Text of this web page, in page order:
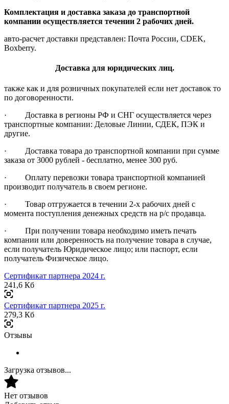
Комплектация и доставка заказа до транспортной
компании осуществляется течении 2 рабочих дней.
авто-расчет доставки представлен: Почта России, CDEK,
Boxberry.
Доставка для юридических лиц.
также как и для розничных покупателей если нет доставок то
по договоренности.
· Доставка в регионы РФ и СНГ осуществляется через
транспортные компании: Деловые Линии, СДЕК, ПЭК и
другие.
· Доставка товара до транспортной компании при сумме
заказа от 3000 рублей - бесплатно, менее 300 руб.
· Оплату перевозки товара транспортной компанией
производит получатель в своем регионе.
· Товар отгружается в течении 2-х рабочих дней с
момента поступления денежных средств на р/с продавца.
· При получении товара необходимо иметь печать
компании или доверенность на получение товара в случае,
если получатель Юридическое лицо; или паспорт, если
получатель Физическое лицо.
Сертификат партнера 2024 г.
241,6 Кб
Сертификат партнера 2025 г.
279,3 Кб
Отзывы
Загрузка отзывов...
Нет отзывов